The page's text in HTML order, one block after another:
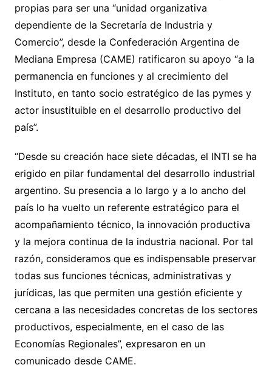
propias para ser una “unidad organizativa
dependiente de la Secretaría de Industria y
Comercio”, desde la Confederación Argentina de
Mediana Empresa (CAME) ratificaron su apoyo “a la
permanencia en funciones y al crecimiento del
Instituto, en tanto socio estratégico de las pymes y
actor insustituible en el desarrollo productivo del
país”.
“Desde su creación hace siete décadas, el INTI se ha
erigido en pilar fundamental del desarrollo industrial
argentino. Su presencia a lo largo y a lo ancho del
país lo ha vuelto un referente estratégico para el
acompañamiento técnico, la innovación productiva
y la mejora continua de la industria nacional. Por tal
razón, consideramos que es indispensable preservar
todas sus funciones técnicas, administrativas y
jurídicas, las que permiten una gestión eficiente y
cercana a las necesidades concretas de los sectores
productivos, especialmente, en el caso de las
Economías Regionales”, expresaron en un
comunicado desde CAME.